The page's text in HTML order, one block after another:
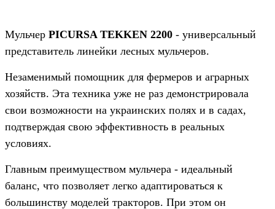
Мульчер PICURSA TEKKEN 2200 - универсальный
представитель линейки лесных мульчеров.
Незаменимый помощник для фермеров и аграрных
хозяйств. Эта техника уже не раз демонстрировала
свои возможности на украинских полях и в садах,
подтверждая свою эффективность в реальных
условиях.
Главным преимуществом мульчера - идеальный
баланс, что позволяет легко адаптироваться к
большинству моделей тракторов. При этом он